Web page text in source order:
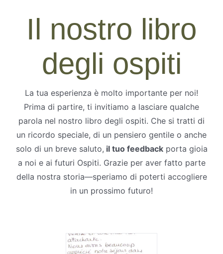
Il nostro libro
degli ospiti
La tua esperienza è molto importante per noi!
Prima di partire, ti invitiamo a lasciare qualche
parola nel nostro libro degli ospiti. Che si tratti di
un ricordo speciale, di un pensiero gentile o anche
solo di un breve saluto, il tuo feedbackporta gioia
a noi e ai futuri Ospiti. Grazie per aver fatto parte
della nostra storia—speriamo di poterti accogliere
in un prossimo futuro!